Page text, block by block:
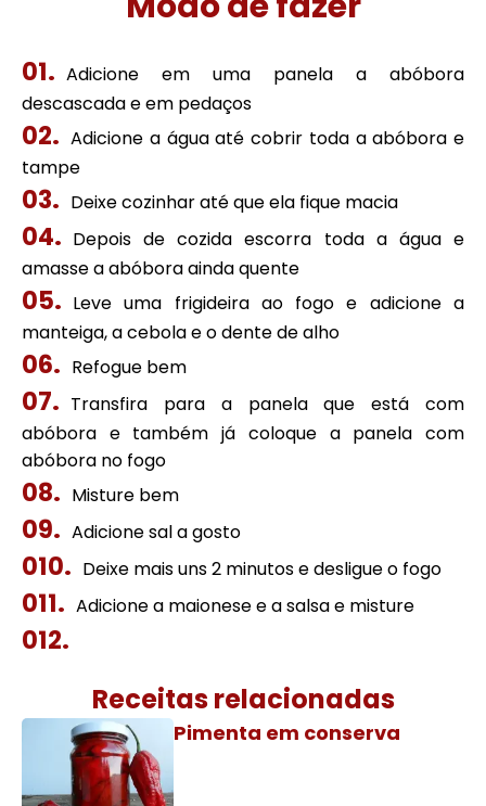
Adicione em uma panela a abóbora
descascada e em pedaços
Adicione a água até cobrir toda a abóbora e
tampe
Deixe cozinhar até que ela fique macia
Depois de cozida escorra toda a água e
amasse a abóbora ainda quente
Leve uma frigideira ao fogo e adicione a
manteiga, a cebola e o dente de alho
Refogue bem
Transfira para a panela que está com
abóbora e também já coloque a panela com
abóbora no fogo
Misture bem
Adicione sal a gosto
Deixe mais uns 2 minutos e desligue o fogo
Adicione a maionese e a salsa e misture
Receitas relacionadas
Pimenta em conserva